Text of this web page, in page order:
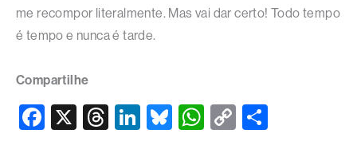
me recompor literalmente. Mas vai dar certo! Todo tempo
é tempo e nunca é tarde.
Compartilhe
F
X
T
Li
Bl
W
C